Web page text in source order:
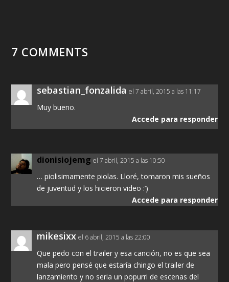
7 COMMENTS
sebastian_fonzalida el 7 abril, 2015 a las 11:17
Muy bueno.
Accede para responder
dionisiojemg el 7 abril, 2015 a las 10:50
… piolisimamente piolas. Lloré, tomaron mis sueños
de juventud y los hicieron video :’)
Accede para responder
mikesixx el 6 abril, 2015 a las 22:00
Que pedo con el trailer y esa canción, no es que sea
mala pero pensé que estaría chingo el trailer de
lanzamiento y no seria un popurri de escenas del